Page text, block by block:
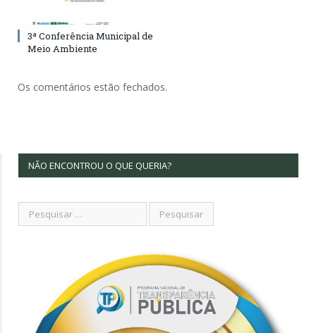
3ª Conferência Municipal de
Meio Ambiente
Os comentários estão fechados.
NÃO ENCONTROU O QUE QUERIA?